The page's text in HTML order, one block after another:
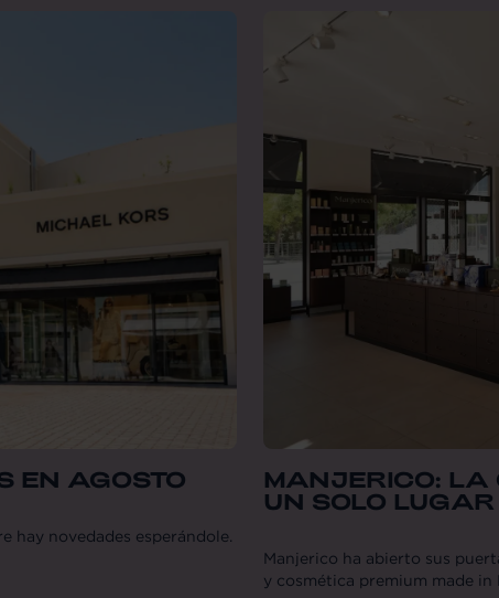
EN AGOSTO
hay novedades esperándole.
MANJERICO: LA
UN SOLO LUGAR
Manjerico ha abierto sus
y cosmética premium made in